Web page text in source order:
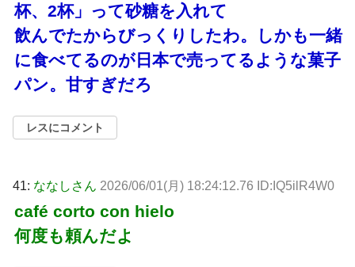
杯、2杯」って砂糖を入れて
飲んでたからびっくりしたわ。しかも一緒
に食べてるのが日本で売ってるような菓子
パン。甘すぎだろ
レスにコメント
41: ななしさん 2026/06/01(月) 18:24:12.76 ID:IQ5ilR4W0
café corto con hielo
何度も頼んだよ